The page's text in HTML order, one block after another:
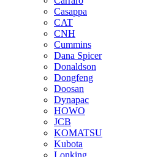
Casappa
CAT
CNH
Cummins
Dana Spicer
Donaldson
Dongfeng
Doosan
Dynapac
HOWO
JCB
KOMATSU
Kubota